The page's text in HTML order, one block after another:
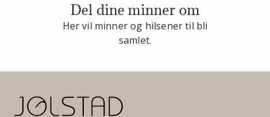
Del dine minner om
Her vil minner og hilsener til bli
samlet.